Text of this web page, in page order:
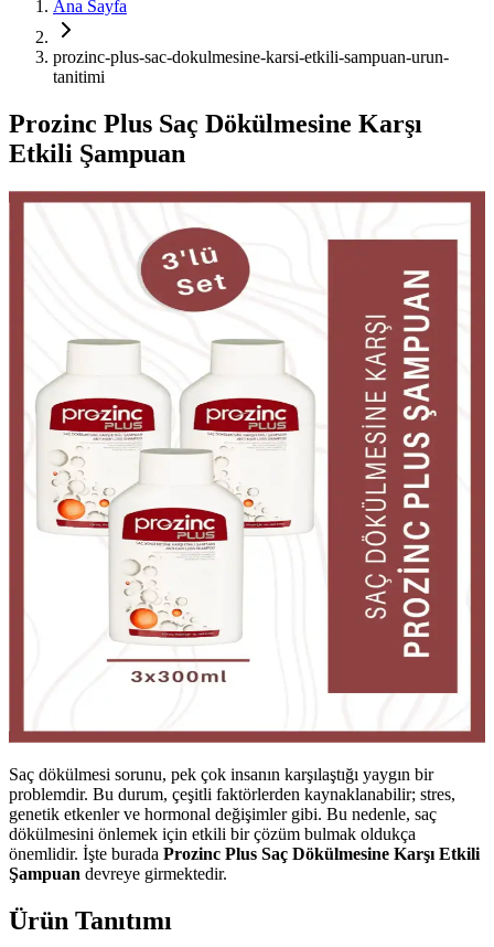
Ana Sayfa
prozinc-plus-sac-dokulmesine-karsi-etkili-sampuan-urun-
tanitimi
Prozinc Plus Saç Dökülmesine Karşı
Etkili Şampuan
Saç dökülmesi sorunu, pek çok insanın karşılaştığı yaygın bir
problemdir. Bu durum, çeşitli faktörlerden kaynaklanabilir; stres,
genetik etkenler ve hormonal değişimler gibi. Bu nedenle, saç
dökülmesini önlemek için etkili bir çözüm bulmak oldukça
önemlidir. İşte burada Prozinc Plus Saç Dökülmesine Karşı Etkili
Şampuan devreye girmektedir.
Ürün Tanıtımı